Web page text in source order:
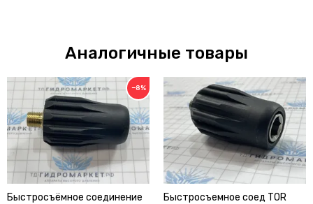
Аналогичные товары
−8%
Быстросъёмное соединение
Быстросъемное соед TOR